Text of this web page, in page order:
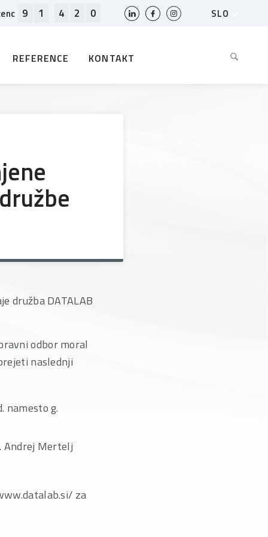
9 1 4 2 0
SLO
REFERENCE KONTAKT
družba DATALAB
odbor moral
naslednji
namesto g.
Andrej Mertelj
za